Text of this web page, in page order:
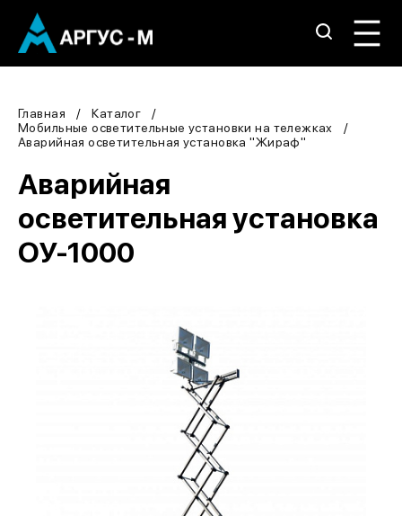
Главная
Каталог
Мобильные осветительные установки на тележках
Аварийная осветительная установка "Жираф"
Аварийная
осветительная установка
ОУ-1000